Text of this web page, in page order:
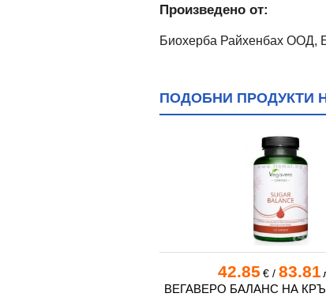
Произведено от:
Биохерба Райхенбах ООД,
ПОДОБНИ ПРОДУКТИ
42.85 €/ 83.81
ВЕГАВЕРО БАЛАНС НА